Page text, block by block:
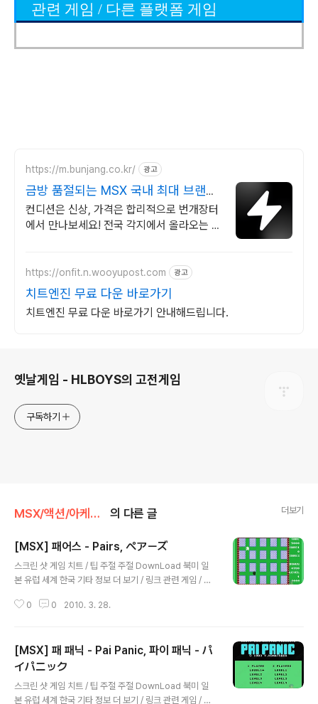
관련 게임 / 다른 플랫폼 게임
https://m.bunjang.co.kr/ 광고
금방 품절되는 MSX 국내 최대 브랜드
중고거래
컨디션은 신상, 가격은 합리적으로 번개장터
에서 만나보세요! 전국 각지에서 올라오는 전
https://onfit.n.wooyupost.com 광고
치트엔진 무료 다운 바로가기
치트엔진 무료 다운 바로가기 안내해드립니다.
옛날게임 - HLBOYS의 고전게임
구독하기
MSX/액션/아케이드 의 다른 글 더보기
[MSX] 패어스 - Pairs, ペアーズ
스크린 샷 게임 치트 / 팁 주절 주절 DownLoad 북미 일
본 유럽 세계 한국 기타 정보 더 보기 / 링크 관련 게임 / 다
0 0 2010. 3. 28.
[MSX] 패 패닉 - Pai Panic, 파이 패닉 - パ
イパニック
스크린 샷 게임 치트 / 팁 주절 주절 DownLoad 북미 일
본 유럽 세계 한국 기타 정보 더 보기 / 링크 관련 게임 / 다